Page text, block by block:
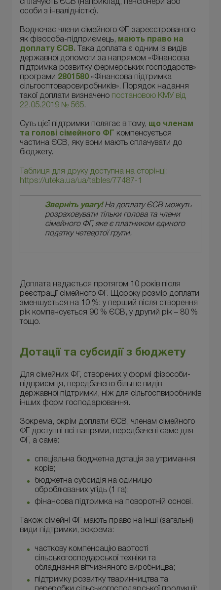
сплачують ЄСВ (наприклад, пенсіонери або
особи з інвалідністю).
Водночас члени сімейного ФГ, зареєстрованого
як фізособа-підприємець, мають право на
доплату ЄСВ.
Така доплата є одним із видів
державної допомоги за напрямом «Фінансова
підтримка розвитку фермерських господарств»
програми 2801580«Фінансова підтримка
сільгосптоваровиробників». Порядок надання
такої доплати визначено постановою КМУ від
22.05.2019 № 565.
Суть цієї підтримки полягає в тому, що членам
та голові сімейного ФГ
компенсується
частина ЄСВ, яку вони мають сплачувати до
бюджету.
Таблиця для друку доступна на сторінці:
https://uteka.ua/ua/tables/77487-1
Зверніть увагу!На доплату ЄСВ можуть
розраховувати тільки голова та члени
сімейного ФГ, яке є платником єдиного
податку четвертої групи.
Доплата надається протягом 10 років після
реєстрації сімейного ФГ. Щороку розмір доплати
зменшується на 10 %: у перший після створення
рік компенсується 90 % ЄСВ, у другий рік – 80 %
тощо.
Дотації та субсидії з бюджету
Для сімейних ФГ, створених у формі фізособи-
підприємця, передбачено більше видів
державної підтримки, ніж для сільгоспвиробників
інших форм господарювання.
Зокрема, окрім доплати ЄСВ, членам сімейного
ФГ доступні всі напрями, передбачені саме для
ФГ, а саме:
спеціальна бюджетна дотація за утримання
корів;
бюджетна субсидія на одиницю
оброблюваних угідь (1 га);
фінансова підтримка на поворотній основі.
Також сімейні ФГ мають право на інші (загальні)
види підтримки, зокрема:
часткову компенсацію вартості
сільськогосподарської техніки та
обладнання вітчизняного виробницва;
підтримку розвитку тваринництва та